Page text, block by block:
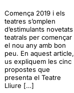
Comença 2019 i els
teatres s’omplen
d’estimulants novetats
teatrals per començar
el nou any amb bon
peu. En aquest article,
us expliquem les cinc
propostes que
presenta el Teatre
Lliure […]